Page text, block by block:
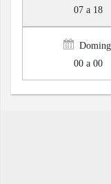
07 a 18
00 a 00